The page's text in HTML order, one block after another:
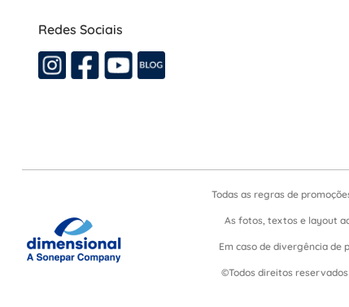
Redes Sociais
Todas as regras de
As fotos, textos e layout
Em caso de divergência de
©Todos direitos reservados